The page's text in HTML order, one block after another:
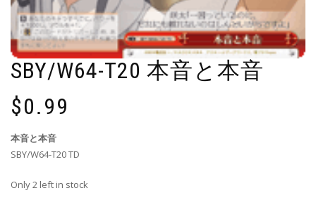
SBY/W64-T20 本音と本音
$0.99
本音と本音
SBY/W64-T20 TD
Only 2 left in stock